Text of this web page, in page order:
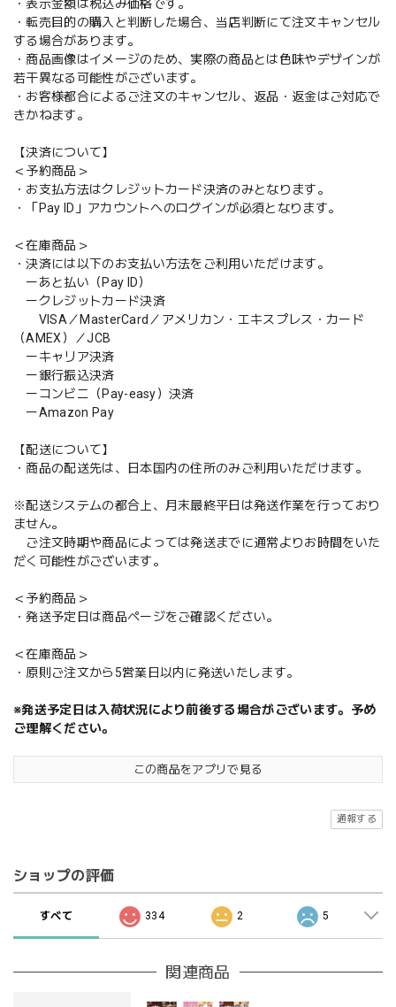
・表示金額は税込み価格です。
・転売目的の購入と判断した場合、当店判断にて注文キャンセル
する場合があります。
・商品画像はイメージのため、実際の商品とは色味やデザインが
若干異なる可能性がございます。
・お客様都合によるご注文のキャンセル、返品・返金はご対応で
きかねます。
【決済について】
＜予約商品＞
・お支払方法はクレジットカード決済のみとなります。
・「Pay ID」アカウントへのログインが必須となります。
＜在庫商品＞
・決済には以下のお支払い方法をご利用いただけます。
ーあと払い（Pay ID）
ークレジットカード決済
VISA／MasterCard／アメリカン・エキスプレス・カード
（AMEX）／JCB
ーキャリア決済
ー銀行振込決済
ーコンビニ（Pay-easy）決済
ーAmazon Pay
【配送について】
・商品の配送先は、日本国内の住所のみご利用いただけます。
※配送システムの都合上、月末最終平日は発送作業を行っており
ません。
ご注文時期や商品によっては発送までに通常よりお時間をいた
だく可能性がございます。
＜予約商品＞
・発送予定日は商品ページをご確認ください。
＜在庫商品＞
・原則ご注文から5営業日以内に発送いたします。
※発送予定日は入荷状況により前後する場合がございます。予め
ご理解ください。
この商品をアプリで見る
通報する
ショップの評価
すべて 334 2 5
関連商品